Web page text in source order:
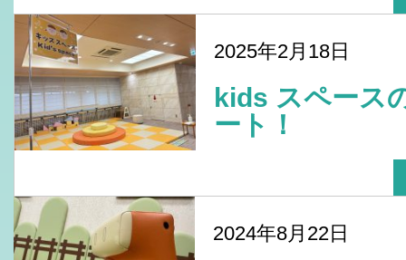
2025年2月18日
kids スペース
ート！
2024年8月22日